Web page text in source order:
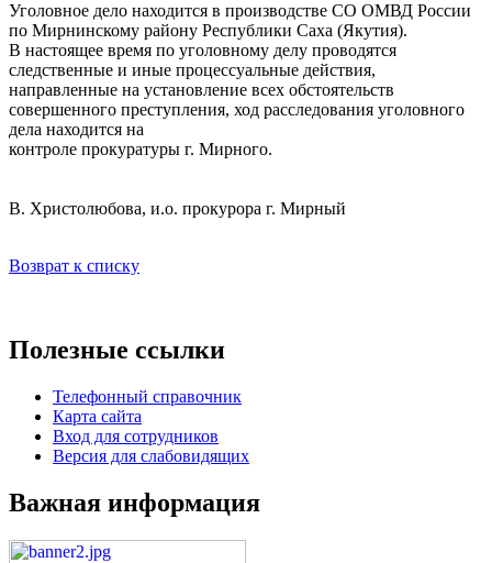
Уголовное дело находится в производстве СО ОМВД России
по Мирнинскому району Республики Саха (Якутия).
В настоящее время по уголовному делу проводятся
следственные и иные процессуальные действия,
направленные на установление всех обстоятельств
совершенного преступления, ход расследования уголовного
дела находится на
контроле прокуратуры г. Мирного.
В. Христолюбова, и.о. прокурора г. Мирный
Возврат к списку
Полезные ссылки
Телефонный справочник
Карта сайта
Вход для сотрудников
Версия для слабовидящих
Важная информация